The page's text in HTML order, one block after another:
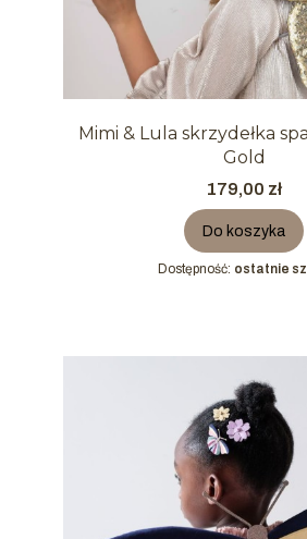
Mimi & Lula skrzydełka
Gold
Cena
179,00 zł
Do koszyka
Dostępność: ostatnie